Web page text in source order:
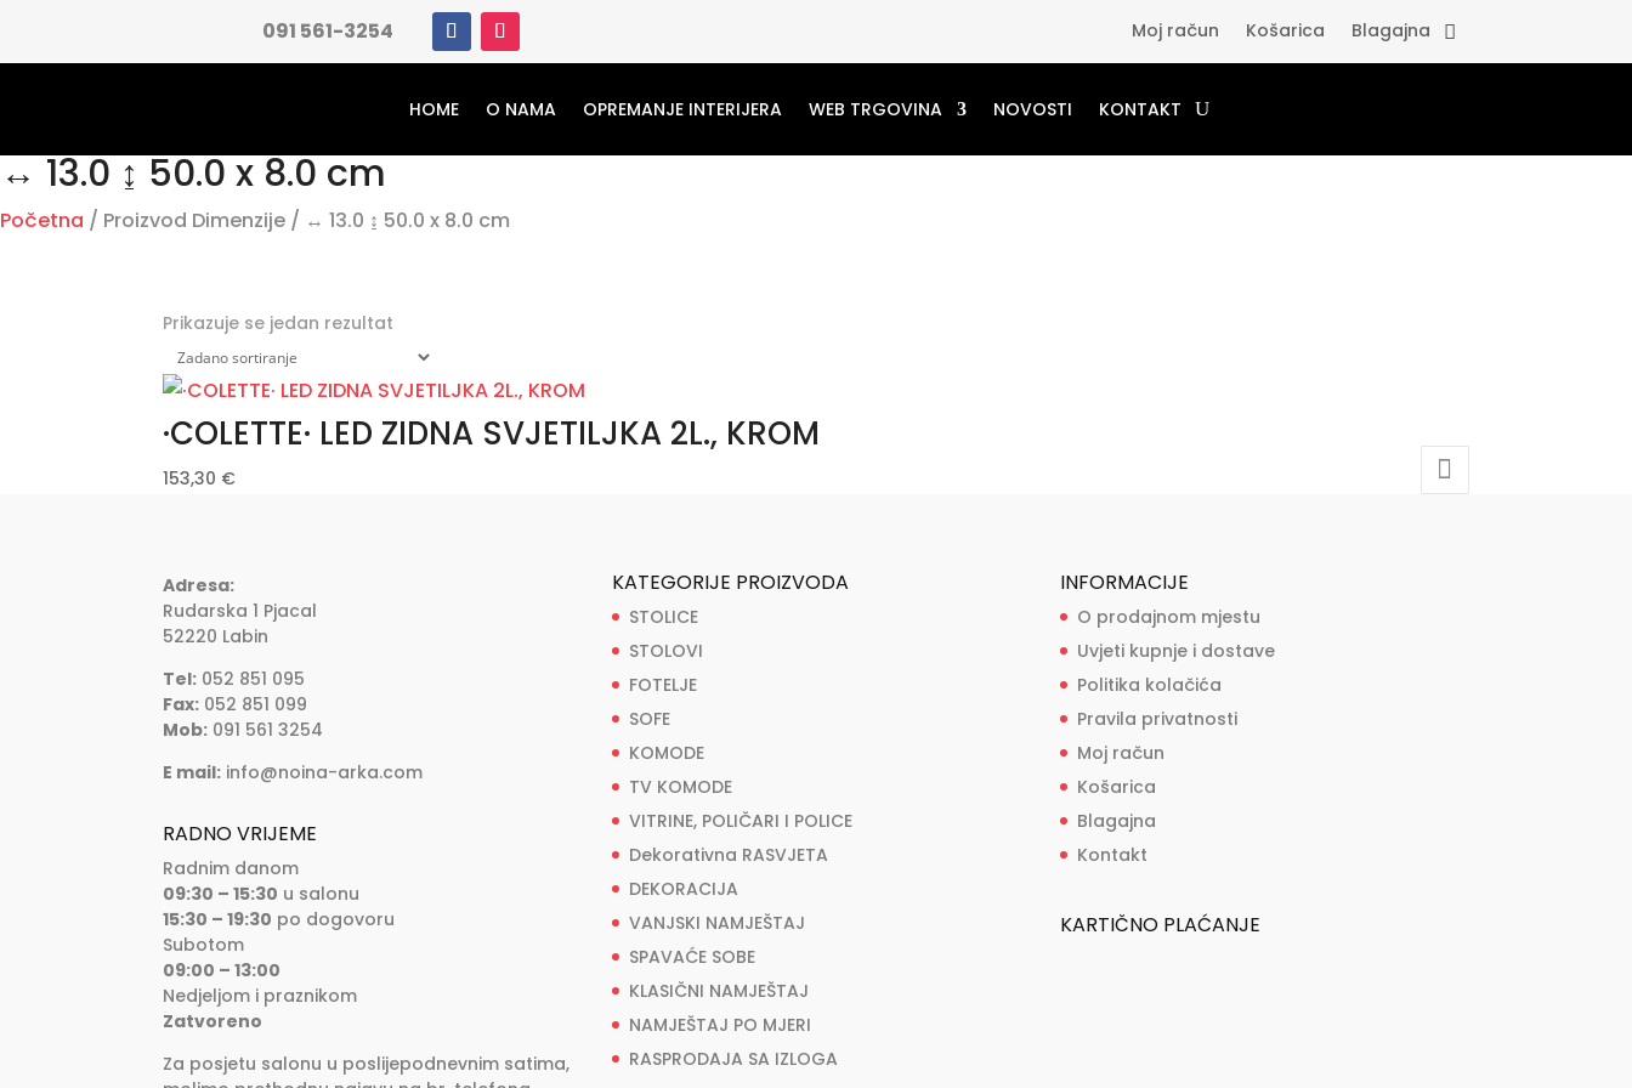
091 561-3254 Moj račun Košarica Blagajna
HOME O NAMA OPREMANJE INTERIJERA WEB TRGOVINA NOVOSTI KONTAKT
↔ 13.0 ↨ 50.0 x 8.0 cm
Početna / Proizvod Dimenzije / ↔ 13.0 ↨ 50.0 x 8.0 cm
Prikazuje se jedan rezultat
·COLETTE· LED ZIDNA SVJETILJKA 2L., KROM
153,30 €
Adresa:
Rudarska 1 Pjacal
52220 Labin
Tel: 052 851 095
Fax: 052 851 099
Mob: 091 561 3254
E mail: info@noina-arka.com
RADNO VRIJEME
Radnim danom
09:30 – 15:30 u salonu
15:30 – 19:30 po dogovoru
Subotom
09:00 – 13:00
Nedjeljom i praznikom
Zatvoreno
Za posjetu salonu u poslijepodnevnim satima,
KATEGORIJE PROIZVODA
STOLICE
STOLOVI
FOTELJE
SOFE
KOMODE
TV KOMODE
VITRINE, POLIČARI I POLICE
Dekorativna RASVJETA
DEKORACIJA
VANJSKI NAMJEŠTAJ
SPAVAĆE SOBE
KLASIČNI NAMJEŠTAJ
NAMJEŠTAJ PO MJERI
RASPRODAJA SA IZLOGA
INFORMACIJE
O prodajnom mjestu
Uvjeti kupnje i dostave
Politika kolačića
Pravila privatnosti
Moj račun
Košarica
Blagajna
Kontakt
KARTIČNO PLAĆANJE